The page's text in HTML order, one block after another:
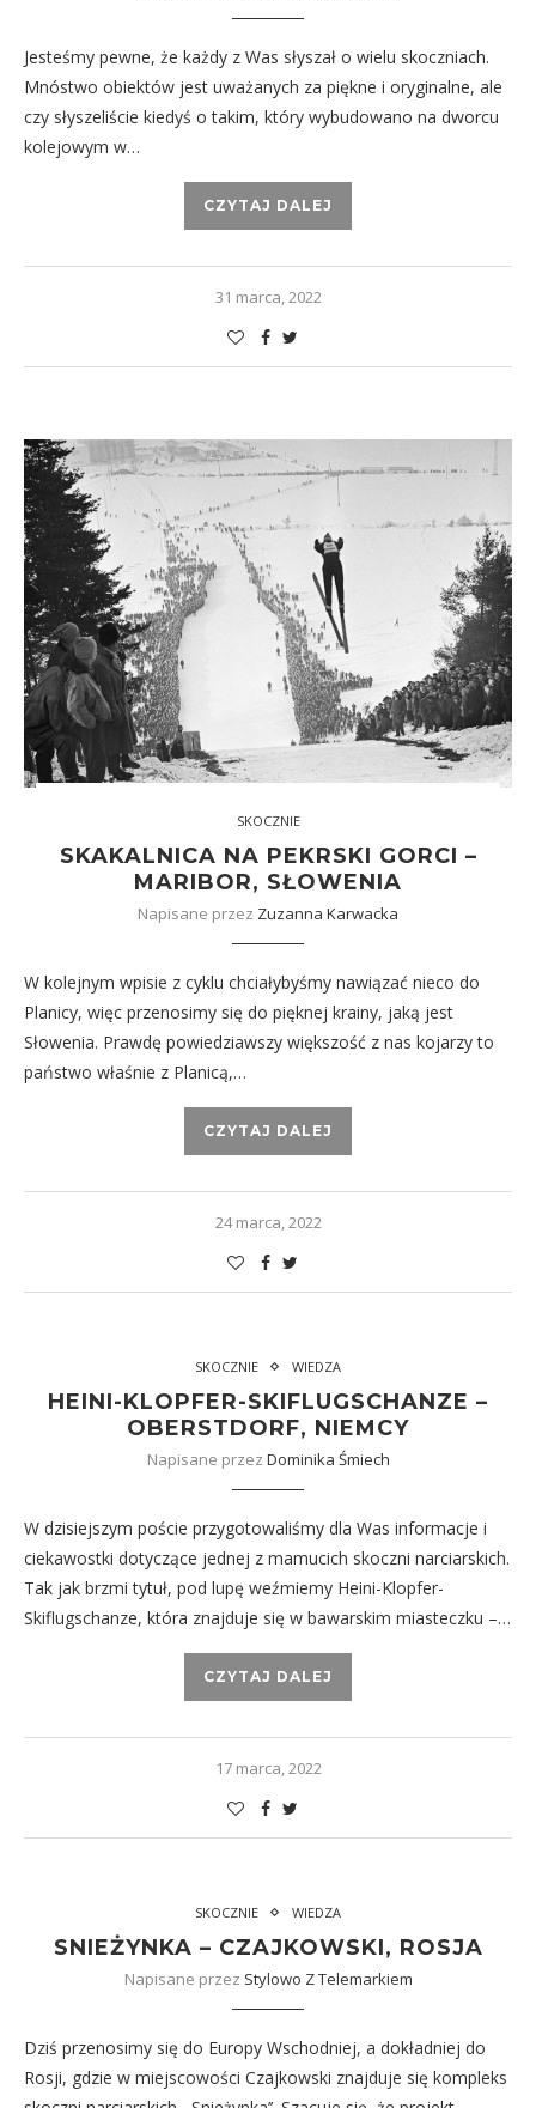
Jesteśmy pewne, że każdy z Was słyszał o wielu skoczniach.
Mnóstwo obiektów jest uważanych za piękne i oryginalne, ale
czy słyszeliście kiedyś o takim, który wybudowano na dworcu
kolejowym w…
CZYTAJ DALEJ
31 marca, 2022
SKOCZNIE
SKAKALNICA NA PEKRSKI GORCI –
MARIBOR, SŁOWENIA
Napisane przez Zuzanna Karwacka
W kolejnym wpisie z cyklu chciałybyśmy nawiązać nieco do
Planicy, więc przenosimy się do pięknej krainy, jaką jest
Słowenia. Prawdę powiedziawszy większość z nas kojarzy to
państwo właśnie z Planicą,…
CZYTAJ DALEJ
24 marca, 2022
SKOCZNIE WIEDZA
HEINI-KLOPFER-SKIFLUGSCHANZE –
OBERSTDORF, NIEMCY
Napisane przez Dominika Śmiech
W dzisiejszym poście przygotowaliśmy dla Was informacje i
ciekawostki dotyczące jednej z mamucich skoczni narciarskich.
Tak jak brzmi tytuł, pod lupę weźmiemy Heini-Klopfer-
Skiflugschanze, która znajduje się w bawarskim miasteczku –…
CZYTAJ DALEJ
17 marca, 2022
SKOCZNIE WIEDZA
SNIEŻYNKA – CZAJKOWSKI, ROSJA
Napisane przez Stylowo Z Telemarkiem
Dziś przenosimy się do Europy Wschodniej, a dokładniej do
Rosji, gdzie w miejscowości Czajkowski znajduje się kompleks